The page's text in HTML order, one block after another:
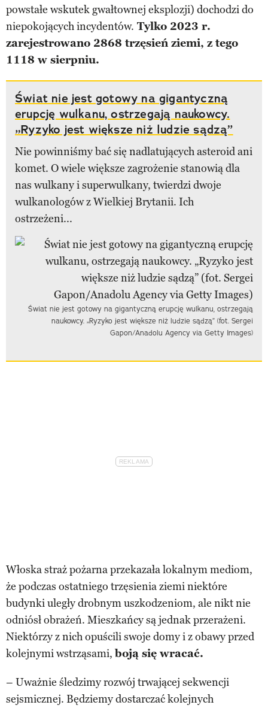
powstałe wskutek gwałtownej eksplozji) dochodzi do
niepokojących incydentów. Tylko 2023 r.
zarejestrowano 2868 trzęsień ziemi, z tego
1118 w sierpniu.
Świat nie jest gotowy na gigantyczną
erupcję wulkanu, ostrzegają naukowcy.
„Ryzyko jest większe niż ludzie sądzą”
Nie powinniśmy bać się nadlatujących asteroid ani
komet. O wiele większe zagrożenie stanowią dla
nas wulkany i superwulkany, twierdzi dwoje
wulkanologów z Wielkiej Brytanii. Ich
ostrzeżeni...
Świat nie jest gotowy na gigantyczną erupcję wulkanu, ostrzegają
naukowcy. „Ryzyko jest większe niż ludzie sądzą” (fot. Sergei
Gapon/Anadolu Agency via Getty Images)
Włoska straż pożarna przekazała lokalnym mediom,
że podczas ostatniego trzęsienia ziemi niektóre
budynki uległy drobnym uszkodzeniom, ale nikt nie
odniósł obrażeń. Mieszkańcy są jednak przerażeni.
Niektórzy z nich opuścili swoje domy i z obawy przed
kolejnymi wstrząsami,boją się wracać.
– Uważnie śledzimy rozwój trwającej sekwencji
sejsmicznej. Będziemy dostarczać kolejnych